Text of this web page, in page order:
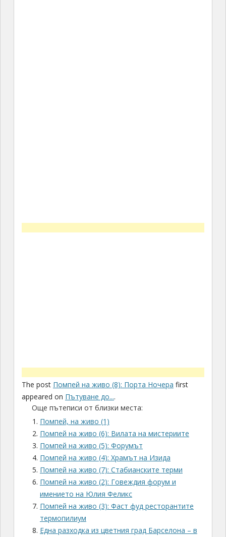
The post Помпей на живо (8): Порта Ночера first
appeared on Пътуване до....
Още пътеписи от близки места:
Помпей, на живо (1)
Помпей на живо (6): Вилата на мистериите
Помпей на живо (5): Форумът
Помпей на живо (4): Храмът на Изида
Помпей на живо (7): Стабианските терми
Помпей на живо (2): Говеждия форум и
имението на Юлия Феликс
Помпей на живо (3): Фаст фуд ресторантите
термопилиум
Една разходка из цветния град Барселона – в